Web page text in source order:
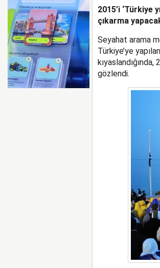
2015’i ‘Türkiye
çıkarma
Seyahat arama
Türkiye’ye
gözlendi.